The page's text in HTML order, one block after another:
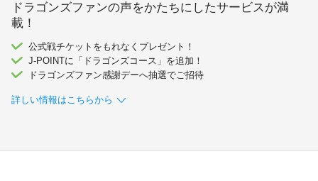
ドラゴンズファンの声をかたちにしたサービスが満
載！
公式戦チケットをもれなくプレゼント！
J-POINTに「ドラゴンズコース」を追加！
ドラゴンズファン感謝デーへ抽選でご招待
詳しい情報はこちらから